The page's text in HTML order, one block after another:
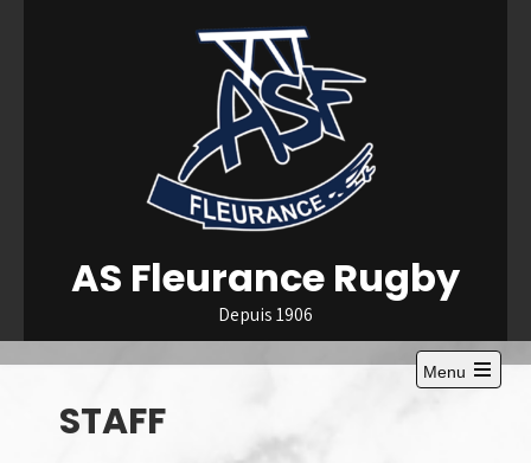
AS Fleurance Rugby
Depuis 1906
Menu
Open
STAFF